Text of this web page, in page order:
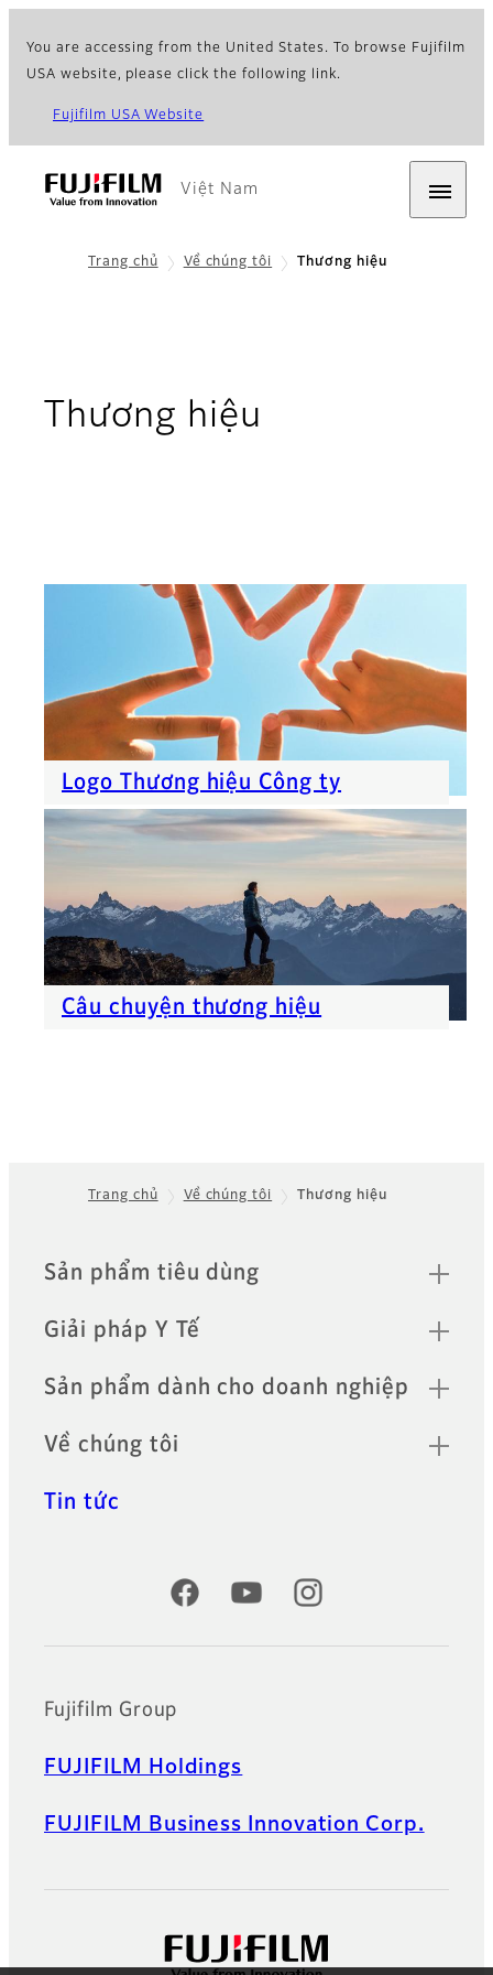
You are accessing from the United States. To browse Fujifilm
USA website, please click the following link.
Fujifilm USA Website
Việt Nam
Trang chủ Về chúng tôi Thương hiệu​
Thương hiệu​
Logo Thương hiệu Công ty
Câu chuyện thương hiệu
Trang chủ Về chúng tôi Thương hiệu​
Quick Links
Sản phẩm tiêu dùng
Giải pháp Y Tế
Sản phẩm dành cho doanh nghiệp
Về chúng tôi
Tin tức
Official Social Media Accounts
Fujifilm Group
FUJIFILM Holdings
FUJIFILM Business Innovation Corp.